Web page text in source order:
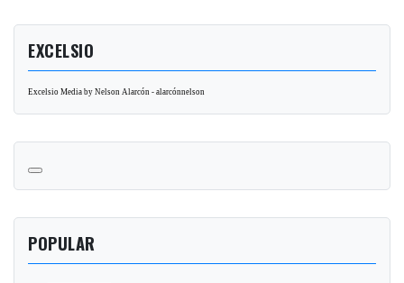
EXCELSIO
Excelsio Media by Nelson Alarcón - alarcónnelson
POPULAR